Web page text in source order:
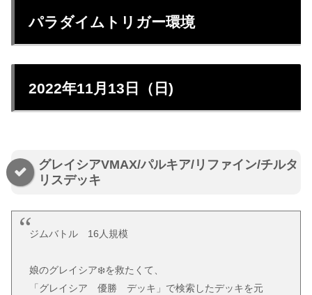
パラダイムトリガー環境
2022年11月13日（日)
グレイシアVMAX/パルキア/リファイン/チルタ
リスデッキ
ジムバトル 16人規模
娘のグレイシア❄️を救たくて、
「グレイシア 優勝 デッキ」で検索したデッキを元